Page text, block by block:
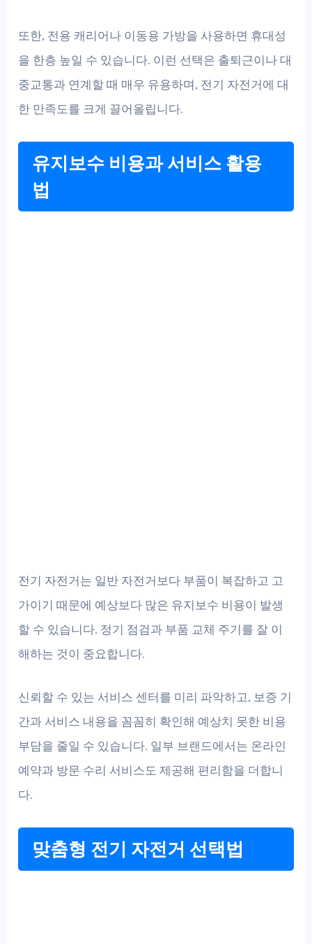
또한, 전용 캐리어나 이동용 가방을 사용하면 휴대성
을 한층 높일 수 있습니다. 이런 선택은 출퇴근이나 대
중교통과 연계할 때 매우 유용하며, 전기 자전거에 대
한 만족도를 크게 끌어올립니다.
유지보수 비용과 서비스 활용
법
전기 자전거는 일반 자전거보다 부품이 복잡하고 고
가이기 때문에 예상보다 많은 유지보수 비용이 발생
할 수 있습니다. 정기 점검과 부품 교체 주기를 잘 이
해하는 것이 중요합니다.
신뢰할 수 있는 서비스 센터를 미리 파악하고, 보증 기
간과 서비스 내용을 꼼꼼히 확인해 예상치 못한 비용
부담을 줄일 수 있습니다. 일부 브랜드에서는 온라인
예약과 방문 수리 서비스도 제공해 편리함을 더합니
다.
맞춤형 전기 자전거 선택법